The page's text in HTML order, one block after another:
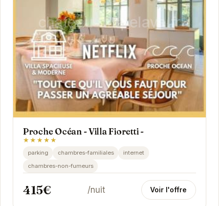
Proche Océan - Villa Fioretti -
★★★★★
parking chambres-familiales
internet
chambres-non-fumeurs
415€ /nuit Voir l'offre